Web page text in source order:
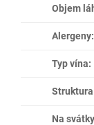
Objem
Alergeny:
Typ vína:
Na